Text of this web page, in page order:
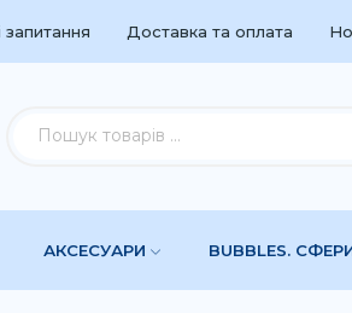
запитання Доставка та оплата
АКСЕСУАРИ BUBBLES.